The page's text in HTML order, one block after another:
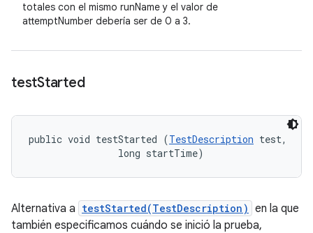
totales con el mismo runName y el valor de
attemptNumber debería ser de 0 a 3.
testStarted
public void testStarted (TestDescription test,
                long startTime)
Alternativa a testStarted(TestDescription) en la que
también especificamos cuándo se inició la prueba,